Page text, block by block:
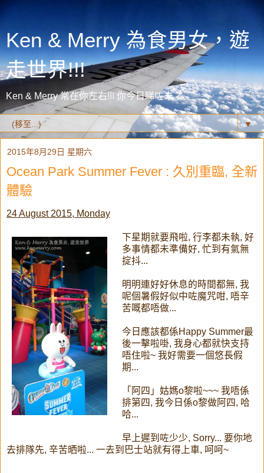
Ken & Merry 為食男女，遊
走世界!!!
Ken & Merry 常在你左右!!! 你今日睇咗未？
▼
2015年8月29日 星期六
Ocean Park Summer Fever : 久別重臨, 全新
體驗
24 August 2015, Monday
下星期就要飛啦, 行李都未執, 好
多事情都未準備好, 忙到有氣無
掟抖...
明明連好好休息的時間都無, 我
呢個暑假好似中咗魔咒咁, 唔辛
苦嘅都唔做...
今日應該都係Happy Summer最
後一擊啦啩, 我身心都就快支持
唔住啦~ 我好需要一個悠長假
期...
「阿四」姑媽o黎啦~~~ 我唔係
排第四, 我今日係o黎做阿四, 哈
哈...
早上遲到咗少少, Sorry... 要你地
去排隊先, 辛苦晒啦... 一去到巴士站就有得上車, 呵呵~